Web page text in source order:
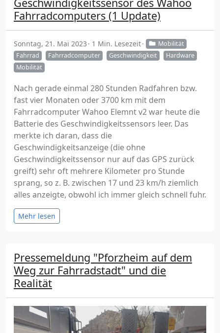
Fahrradcomputers (1 Update)
Sonntag, 21. Mai 2023 1 Min. Lesezeit
Mobilität
Fahrrad
Fahrradcomputer Geschwindigkeit
Hardware
Mobilität
Nach gerade einmal 280 Stunden Radfahren bzw.
fast vier Monaten oder 3700 km mit dem
Fahrradcomputer Wahoo Elemnt v2 war heute die
Batterie des Geschwindigkeitssensors leer. Das
merkte ich daran, dass die
Geschwindigkeitsanzeige (die ohne
Geschwindigkeitssensor nur auf das GPS zurück
greift) sehr oft mehrere Kilometer pro Stunde
sprang, so z. B. zwischen 17 und 23 km/h ziemlich
alles anzeigte, obwohl ich immer gleich schnell fuhr.
Mehr lesen
Pressemeldung "Pforzheim auf dem
Weg zur Fahrradstadt" und die
Realität